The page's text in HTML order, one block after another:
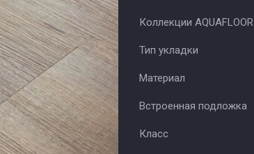
Коллекции AQUAFLOOR
Тип укладки
Материал
Встроенная подложка
Класс